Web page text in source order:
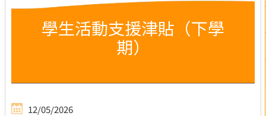
學生活動支援津貼（下學
期）
12/05/2026